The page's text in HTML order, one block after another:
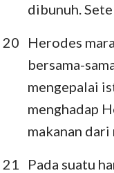
dibunuh.
20
Herodes
bersama-
mengepalai
menghadap
makanan
21
Pada suatu